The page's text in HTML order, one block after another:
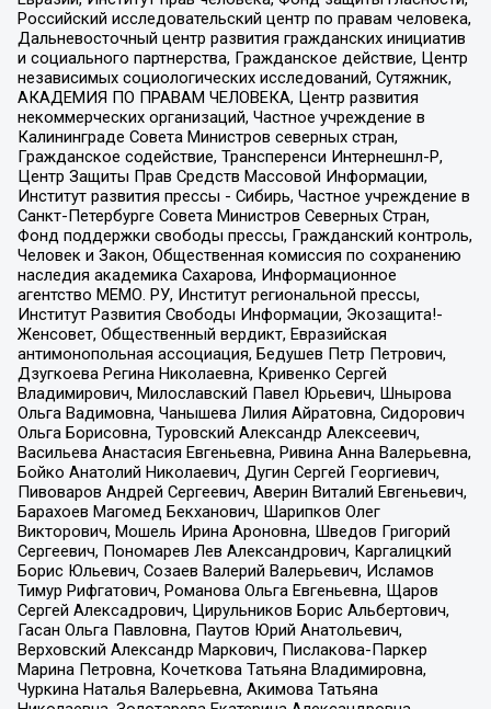
Российский исследовательский центр по правам человека,
Дальневосточный центр развития гражданских инициатив
и социального партнерства, Гражданское действие, Центр
независимых социологических исследований, Сутяжник,
АКАДЕМИЯ ПО ПРАВАМ ЧЕЛОВЕКА, Центр развития
некоммерческих организаций, Частное учреждение в
Калининграде Совета Министров северных стран,
Гражданское содействие, Трансперенси Интернешнл-Р,
Центр Защиты Прав Средств Массовой Информации,
Институт развития прессы - Сибирь, Частное учреждение в
Санкт-Петербурге Совета Министров Северных Стран,
Фонд поддержки свободы прессы, Гражданский контроль,
Человек и Закон, Общественная комиссия по сохранению
наследия академика Сахарова, Информационное
агентство МЕМО. РУ, Институт региональной прессы,
Институт Развития Свободы Информации, Экозащита!-
Женсовет, Общественный вердикт, Евразийская
антимонопольная ассоциация, Бедушев Петр Петрович,
Дзугкоева Регина Николаевна, Кривенко Сергей
Владимирович, Милославский Павел Юрьевич, Шнырова
Ольга Вадимовна, Чанышева Лилия Айратовна, Сидорович
Ольга Борисовна, Туровский Александр Алексеевич,
Васильева Анастасия Евгеньевна, Ривина Анна Валерьевна,
Бойко Анатолий Николаевич, Дугин Сергей Георгиевич,
Пивоваров Андрей Сергеевич, Аверин Виталий Евгеньевич,
Барахоев Магомед Бекханович, Шарипков Олег
Викторович, Мошель Ирина Ароновна, Шведов Григорий
Сергеевич, Пономарев Лев Александрович, Каргалицкий
Борис Юльевич, Созаев Валерий Валерьевич, Исламов
Тимур Рифгатович, Романова Ольга Евгеньевна, Щаров
Сергей Алексадрович, Цирульников Борис Альбертович,
Гасан Ольга Павловна, Паутов Юрий Анатольевич,
Верховский Александр Маркович, Пислакова-Паркер
Марина Петровна, Кочеткова Татьяна Владимировна,
Чуркина Наталья Валерьевна, Акимова Татьяна